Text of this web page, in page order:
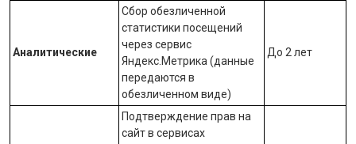
Аналитические
Сбор обезличенной
статистики посещений
через сервис
Яндекс.Метрика (данные
передаются в
обезличенном виде)
До 2 лет
Подтверждение прав на
сайт в сервисах